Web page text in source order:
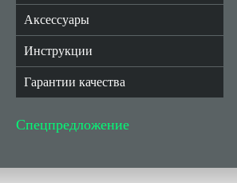
Аксессуары
Инструкции
Гарантии качества
Спецпредложение